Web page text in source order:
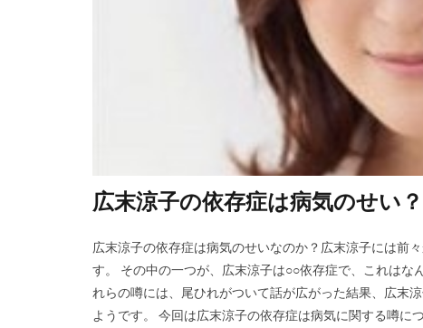
広末涼子の依存症は病気のせい？
広末涼子の依存症は病気のせいなのか？広末涼子には前
す。 その中の一つが、広末涼子は○○依存症で、これはな
れらの噂には、尾ひれがついて話が広がった結果、広末
ようです。 今回は広末涼子の依存症は病気に関する噂に